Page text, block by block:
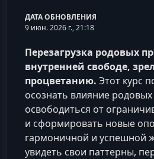
ДАТА ОБНОВЛЕНИЯ
9 июн. 2026 г., 21:18
Перезагрузка родовых
внутренней свободе,
процветанию. Этот курс
осознать влияние
освободиться от
и сформировать новые
гармоничной и успешной
увидеть свои паттерны,